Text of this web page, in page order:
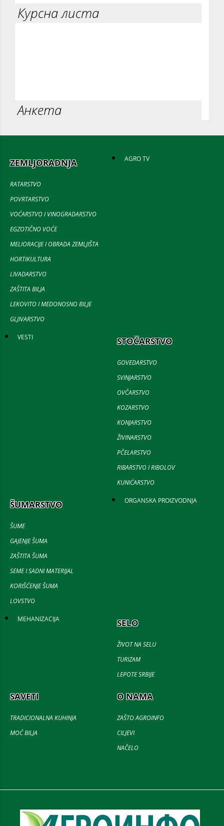
Курсна листа
Анкета
ZEMLJORADNJA
RATARSTVO
POVRTARSTVO
VOĆARSTVO I VINOGRADARSTVO
EGZOTIČNO VOĆE
MELIORACIJE I OBRADA ZEMLJIŠTA
HORTIKULTURA
LIVADARSTVO
ZAŠTITA BILJA
LEKOVITO I MEDONOSNO BILJE
GLJIVARSTVO
AGRO TV
VESTI STOČARSTVO
GOVEDARSTVO
SVINJARSTVO
OVČARSTVO
KOZARSTVO
KONJARSTVO
ŽIVINARSTVO
PČELARSTVO
RIBARSTVO I RIBOLOV
KUNIĆARSTVO
ŠUMARSTVO
ŠUME
GAJENJE ŠUMA
ZAŠTITA ŠUMA
SEME I SADNI MATERIJAL
KORIŠĆENJE ŠUMA
LOVSTVO
ORGANSKA PROIZVODNJA
MEHANIZACIJA SELO
ŽIVOT NA SELU
TURIZAM
LEPOTE SRBIJE
SAVETI
TRADICIONALNA KUHINJA
MOĆ BILJA
O NAMA
ZAŠTO AGROINFO
CILJEVI
NAČELO